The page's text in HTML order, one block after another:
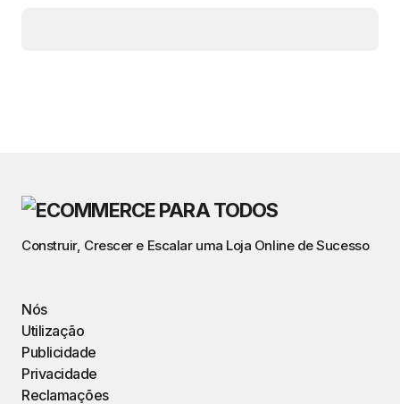
Construir, Crescer e Escalar uma Loja Online de Sucesso
Nós
Utilização
Publicidade
Privacidade
Reclamações